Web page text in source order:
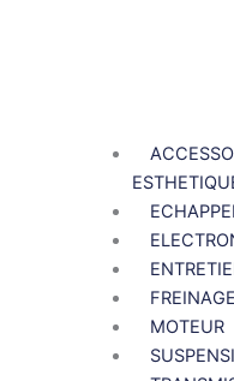
FREINAGE
MOTEUR